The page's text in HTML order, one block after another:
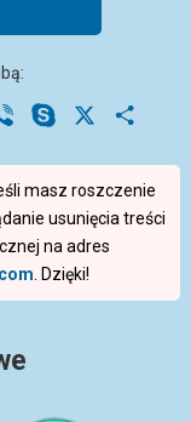
Viber Skype
masz roszczenie
usunięcia treści
na adres
. Dzięki!